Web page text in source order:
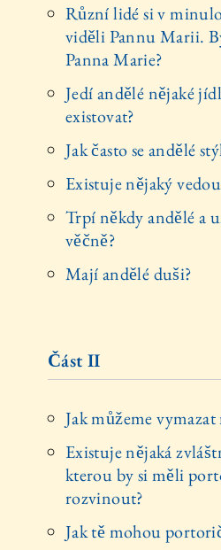
Různí lidé si v
viděli Pannu Marii.
Panna Marie?
Jedí andělé nějaké
existovat?
Jak často se andělé
Existuje nějaký
Trpí někdy andělé a
věčně?
Mají andělé duši?
Část II
Jak můžeme
Existuje nějaká
kterou by si měli
rozvinout?
Jak tě mohou